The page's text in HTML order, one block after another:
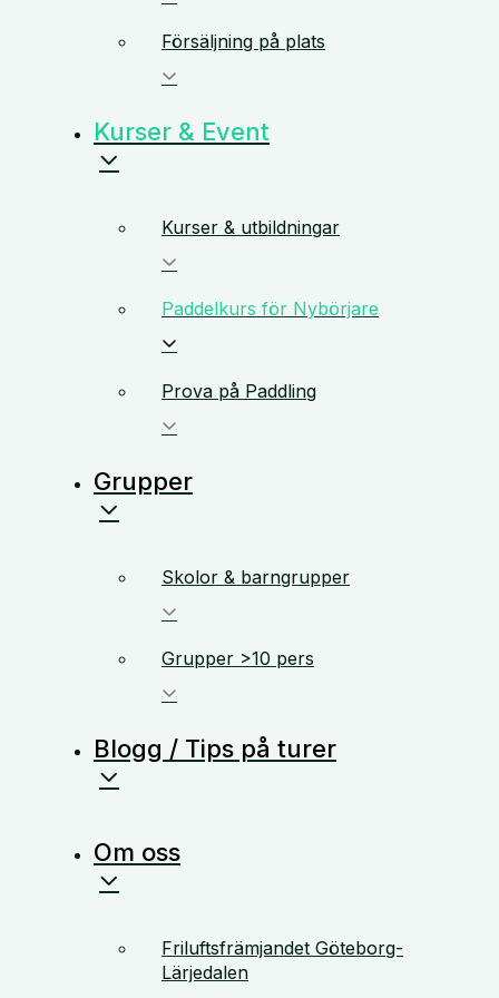
Försäljning på plats
Kurser & Event
Kurser & utbildningar
Paddelkurs för Nybörjare
Prova på Paddling
Grupper
Skolor & barngrupper
Grupper >10 pers
Blogg / Tips på turer
Om oss
Friluftsfrämjandet Göteborg-
Lärjedalen